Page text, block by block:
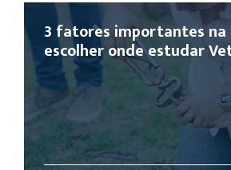
3 fatores importantes na
escolher onde estudar